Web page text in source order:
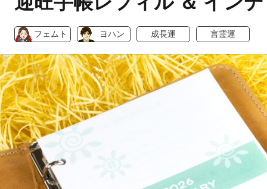
フェムト ヨハン 成長運 言霊運